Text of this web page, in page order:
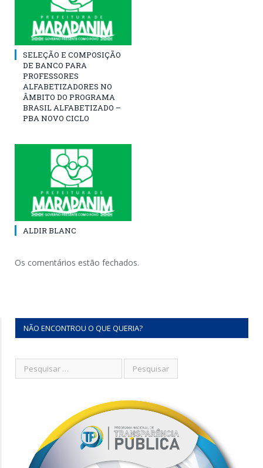
SELEÇÃO E COMPOSIÇÃO
DE BANCO PARA
PROFESSORES
ALFABETIZADORES NO
ÂMBITO DO PROGRAMA
BRASIL ALFABETIZADO –
PBA NOVO CICLO
ALDIR BLANC
Os comentários estão fechados.
NÃO ENCONTROU O QUE QUERIA?